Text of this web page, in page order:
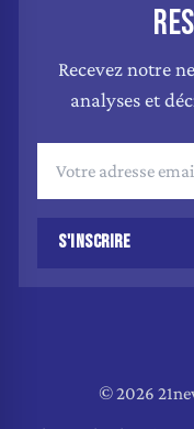
Recevez notre
analyses et
S'INSCRIRE
© 2026